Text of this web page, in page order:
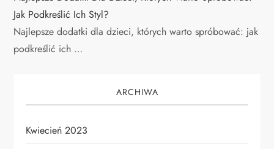
Jak Podkreślić Ich Styl?
Najlepsze dodatki dla dzieci, których warto spróbować: jak
podkreślić ich …
ARCHIWA
Kwiecień 2023